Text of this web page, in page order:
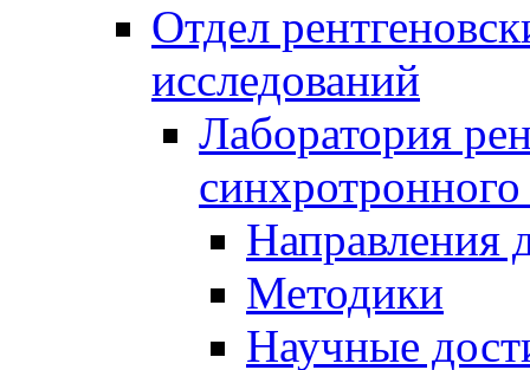
Отдел
исследований
Лаборатория
Направления
Методики
Научные